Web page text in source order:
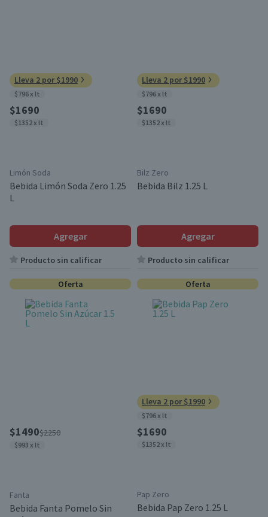
Lleva 2 por $1990
$796 x lt
$1690
$1352 x lt
Limón Soda
Bebida Limón Soda Zero 1.25
L
Agregar
Producto sin calificar
Lleva 2 por $1990
$796 x lt
$1690
$1352 x lt
Bilz Zero
Bebida Bilz 1.25 L
Agregar
Producto sin calificar
Oferta
$1490$2250
$993 x lt
Fanta
Bebida Fanta Pomelo Sin
Oferta
Lleva 2 por $1990
$796 x lt
$1690
$1352 x lt
Pap Zero
Bebida Pap Zero 1.25 L